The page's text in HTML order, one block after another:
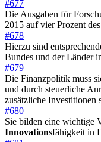
#677
Die Ausgaben für
2015 auf vier Prozent
#678
Hierzu sind
Bundes und der Länder
#679
Die Finanzpolitik muss
und durch steuerliche
zusätzliche Investitionen
#680
Sie bilden eine wichtige
Innovationsfähigkeit in